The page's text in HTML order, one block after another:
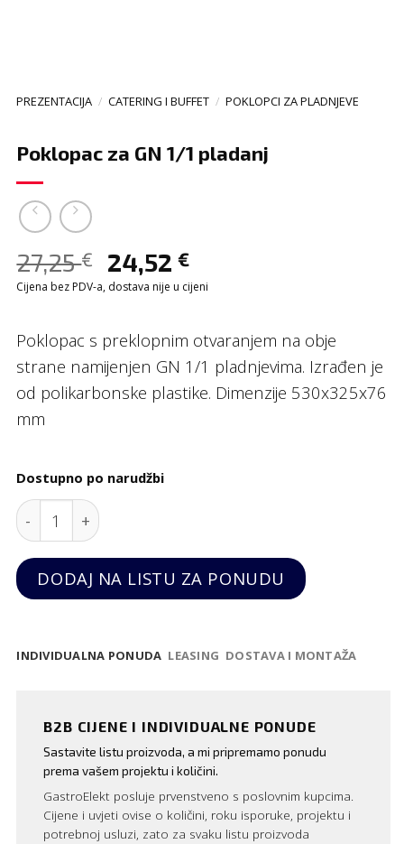
PREZENTACIJA / CATERING I BUFFET / POKLOPCI ZA PLADNJEVE
Poklopac za GN 1/1 pladanj
27,25€ 24,52 €
Cijena bez PDV-a, dostava nije u cijeni
Poklopac s preklopnim otvaranjem na obje
strane namijenjen GN 1/1 pladnjevima. Izrađen je
od polikarbonske plastike. Dimenzije 530x325x76
mm
Dostupno po narudžbi
Poklopac za GN 1/1 pladanj quantity
DODAJ NA LISTU ZA PONUDU
INDIVIDUALNA PONUDA LEASING DOSTAVA I MONTAŽA
B2B CIJENE I INDIVIDUALNE PONUDE
Sastavite listu proizvoda, a mi pripremamo ponudu
prema vašem projektu i količini.
GastroElekt posluje prvenstveno s poslovnim kupcima.
Cijene i uvjeti ovise o količini, roku isporuke, projektu i
potrebnoj usluzi, zato za svaku listu proizvoda